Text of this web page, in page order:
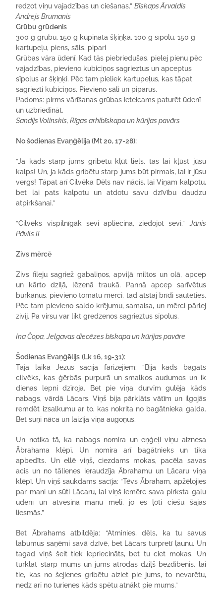
redzot viņu vajadzības un ciešanas.”Bīskaps Ārvaldis
Andrejs Brumanis
Grūbu grūdenis
300 g grūbu, 150 g kūpināta šķiņķa, 100 g sīpolu, 150 g
kartupeļu, piens, sāls, pipari
Grūbas vāra ūdenī. Kad tās piebriedušas, pielej pienu pēc
vajadzības, pievieno kubiciņos sagrieztus un apceptus
sīpolus ar šķiņķi. Pēc tam pieliek kartupeļus, kas tāpat
sagriezti kubiciņos. Pievieno sāli un piparus.
Padoms: pirms vārīšanas grūbas ieteicams paturēt ūdenī
un uzbriedināt.
Sandijs Volinskis, Rīgas arhibīskapa un kūrijas pavārs
No šodienas Evaņģēlija (Mt 20, 17-28):
“Ja kāds starp jums gribētu kļūt liels, tas lai kļūst jūsu
kalps! Un, ja kāds gribētu starp jums būt pirmais, lai ir jūsu
vergs! Tāpat arī Cilvēka Dēls nav nācis, lai Viņam kalpotu,
bet lai pats kalpotu un atdotu savu dzīvību daudzu
atpirkšanai.”
“Cilvēks vispilnīgāk sevi apliecina, ziedojot sevi.” Jānis
Pāvils II
Zivs mērcē
Zivs fileju sagriež gabaliņos, apviļā miltos un olā, apcep
un kārto dziļā, lēzenā traukā. Pannā apcep sarīvētus
burkānus, pievieno tomātu mērci, tad atstāj brīdi sautēties.
Pēc tam pievieno saldo krējumu, samaisa, un mērci pārlej
zivij. Pa virsu var likt gredzenos sagrieztus sīpolus.
Ina Čopa, Jelgavas diecēzes bīskapa un kūrijas pavāre
Šodienas Evaņģēlijs (Lk 16, 19-31):
Tajā laikā Jēzus sacīja farizejiem: “Bija kāds bagāts
cilvēks, kas ģērbās purpurā un smalkos au­dumos un ik
dienas lepni dzīroja. Bet pie viņa durvīm gulēja kāds
nabags, vārdā Lācars. Viņš bija pārklāts vātīm un ilgojās
remdēt izsalkumu ar to, kas nokrita no bagātnieka galda.
Bet suņi nāca un laizīja viņa augoņus.
Un notika tā, ka nabags nomira un eņģeļi viņu aiznesa
Ābrahama klēpī. Un nomira arī bagātnieks un tika
apbedīts. Un ellē viņš, ciezdams mokas, pacēla savas
acis un no tālienes ieraudzīja Ābrahamu un Lācaru viņa
klēpī. Un viņš saukdams sacīja: “Tēvs Ābraham, apžēlojies
par mani un sūti Lācaru, lai viņš iemērc sava pirksta galu
ūdenī un atvēsina manu mēli, jo es ļoti ciešu šajās
liesmās.”
Bet Ābrahams atbildēja: “Atminies, dēls, ka tu savus
labumus saņēmi savā dzīvē, bet Lācars turpretī ļaunu. Un
tagad viņš šeit tiek iepriecināts, bet tu ciet mokas. Un
turklāt starp mums un jums atrodas dziļš bezdibenis, lai
tie, kas no šejienes gribētu aiziet pie jums, to nevarētu,
nedz arī no turienes kāds spētu atnākt pie mums.”